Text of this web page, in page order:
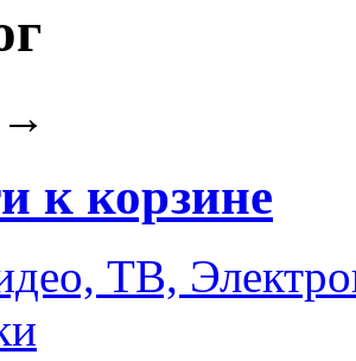
→
к корзине
ТВ,